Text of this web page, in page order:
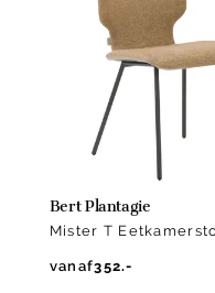
Bert Plantagie
Mister T
vanaf352.-